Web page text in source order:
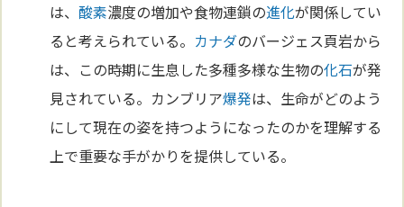
は、酸素濃度の増加や食物連鎖の進化が関係してい
ると考えられている。 カナダのバージェス頁岩から
は、この時期に生息した多種多様な生物の化石が発
見されている。カンブリア爆発は、生命がどのよう
にして現在の姿を持つようになったのかを理解する
上で重要な手がかりを提供している。